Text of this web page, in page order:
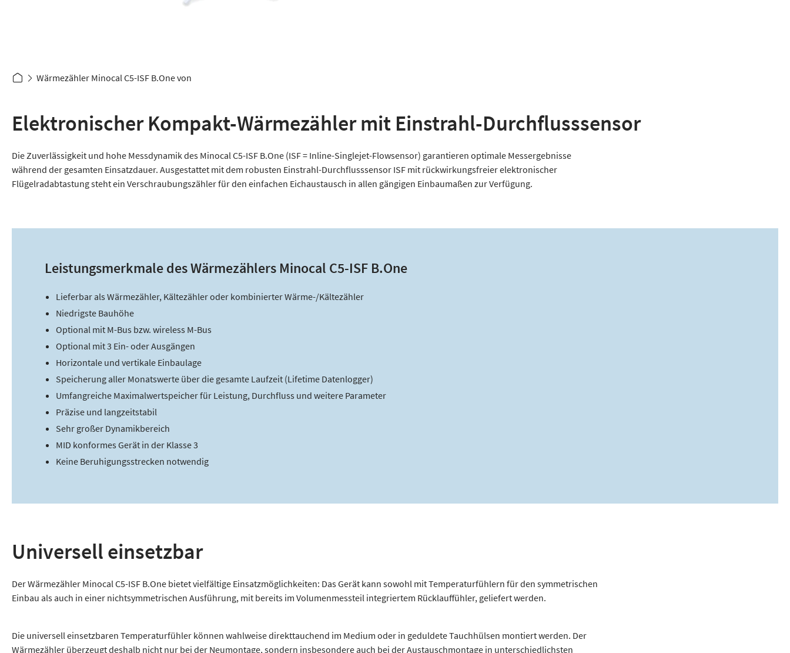
Wärmezähler Minocal C5-ISF B.One von
Elektronischer Kompakt-Wärmezähler mit Einstrahl-Durchflusssensor
Die Zuverlässigkeit und hohe Messdynamik des Minocal C5-ISF B.One (ISF = Inline-Singlejet-Flowsensor) garantieren optimale Messergebnisse
während der gesamten Einsatzdauer. Ausgestattet mit dem robusten Einstrahl-Durchflusssensor ISF mit rückwirkungsfreier elektronischer
Flügelradabtastung steht ein Verschraubungszähler für den einfachen Eichaustausch in allen gängigen Einbaumaßen zur Verfügung.
Leistungsmerkmale des Wärmezählers Minocal C5-ISF B.One
Lieferbar als Wärmezähler, Kältezähler oder kombinierter Wärme-/Kältezähler
Niedrigste Bauhöhe
Optional mit M-Bus bzw. wireless M-Bus
Optional mit 3 Ein- oder Ausgängen
Horizontale und vertikale Einbaulage
Speicherung aller Monatswerte über die gesamte Laufzeit (Lifetime Datenlogger)
Umfangreiche Maximalwertspeicher für Leistung, Durchfluss und weitere Parameter
Präzise und langzeitstabil
Sehr großer Dynamikbereich
MID konformes Gerät in der Klasse 3
Keine Beruhigungsstrecken notwendig
Universell einsetzbar
Der Wärmezähler Minocal C5-ISF B.One bietet vielfältige Einsatzmöglichkeiten: Das Gerät kann sowohl mit Temperaturfühlern für den symmetrischen
Einbau als auch in einer nichtsymmetrischen Ausführung, mit bereits im Volumenmessteil integriertem Rücklauffühler, geliefert werden.
Die universell einsetzbaren Temperaturfühler können wahlweise direkttauchend im Medium oder in geduldete Tauchhülsen montiert werden. Der
Wärmezähler überzeugt deshalb nicht nur bei der Neumontage, sondern insbesondere auch bei der Austauschmontage in unterschiedlichsten